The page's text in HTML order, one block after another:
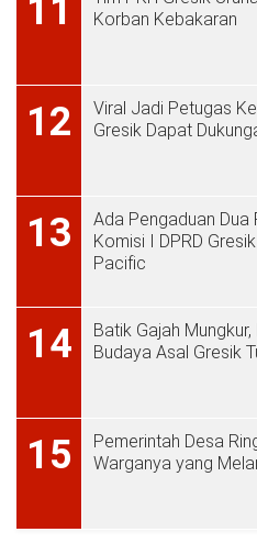
11
Korban Kebakaran
12
Viral Jadi Petugas
Gresik Dapat
13
Ada Pengaduan Dua
Komisi I DPRD
Pacific
14
Batik Gajah
Budaya Asal Gresik
15
Pemerintah Desa
Warganya yang